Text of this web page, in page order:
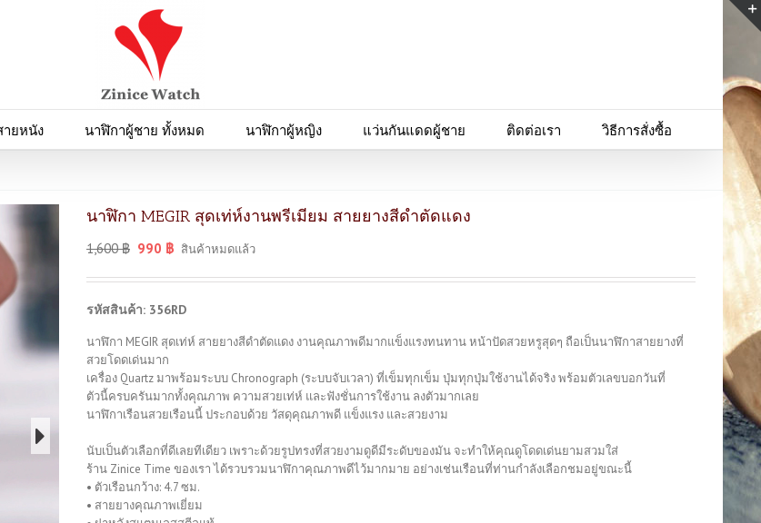
ยหนัง นาฬิกาผู้ชาย ทั้งหมด นาฬิกาผู้หญิง แว่นกันแดดผู้ชาย ติดต่อเรา วิธีการสั่งซื้อ
นาฬิกา MEGIR สุดเท่ห์งานพรีเมียม สายยางสีดำตัดแดง
1,600฿ 990 ฿ สินค้าหมดแล้ว
รหัสสินค้า: 356RD
นาฬิกา MEGIR สุดเท่ห์ สายยางสีดำตัดแดง งานคุณภาพดีมากแข็งแรงทนทาน หน้าปัดสวยหรูสุดๆ ถือเป็นนาฬิกาสายยางที่
สวยโดดเด่นมาก
เครื่อง Quartz มาพร้อมระบบ Chronograph (ระบบจับเวลา) ที่เข็มทุกเข็ม ปุ่มทุกปุ่มใช้งานได้จริง พร้อมตัวเลขบอกวันที่
ตัวนี้ครบครันมากทั้งคุณภาพ ความสวยเท่ห์ และฟังชั่นการใช้งาน ลงตัวมากเลย
นาฬิกาเรือนสวยเรือนนี้ ประกอบด้วย วัสดุคุณภาพดี แข็งแรง และสวยงาม
นับเป็นตัวเลือกที่ดีเลยทีเดียว เพราะด้วยรูปทรงที่สวยงามดูดีมีระดับของมัน จะทำให้คุณดูโดดเด่นยามสวมใส่
ร้าน Zinice Time ของเรา ได้รวบรวมนาฬิกาคุณภาพดีไว้มากมาย อย่างเช่นเรือนที่ท่านกำลังเลือกชมอยู่ขณะนี้
• ตัวเรือนกว้าง: 4.7 ซม.
• สายยางคุณภาพเยี่ยม